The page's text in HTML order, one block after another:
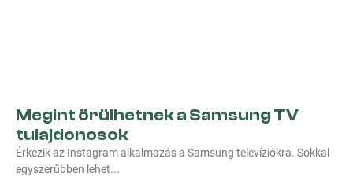
Megint örülhetnek a Samsung TV
tulajdonosok
Érkezik az Instagram alkalmazás a Samsung televíziókra. Sokkal
egyszerűbben lehet